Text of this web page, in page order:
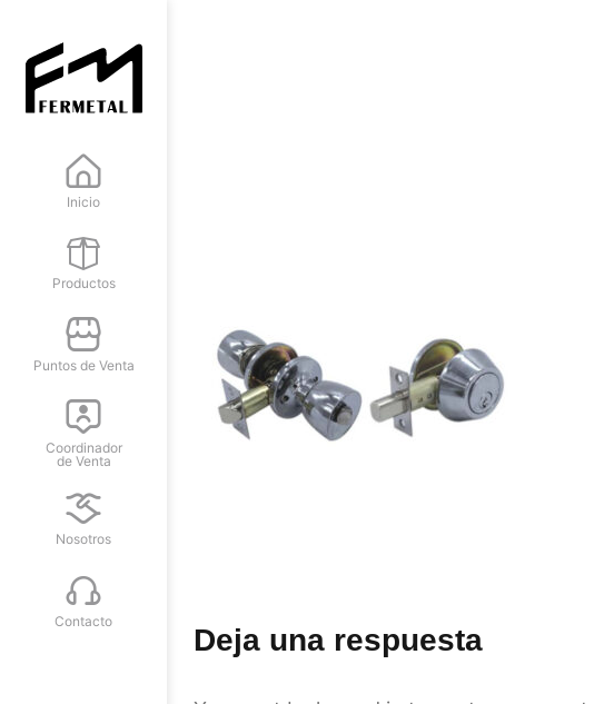
Inicio
Productos
Puntos de Venta
Coordinador
de Venta
Nosotros
Contacto
Deja una respuesta